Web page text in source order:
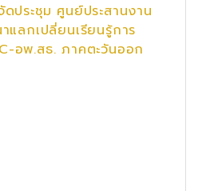
ประชุม ศูนย์ประสานงาน
แลกเปลี่ยนเรียนรู้การ
อพ.สธ. ภาคตะวันออก